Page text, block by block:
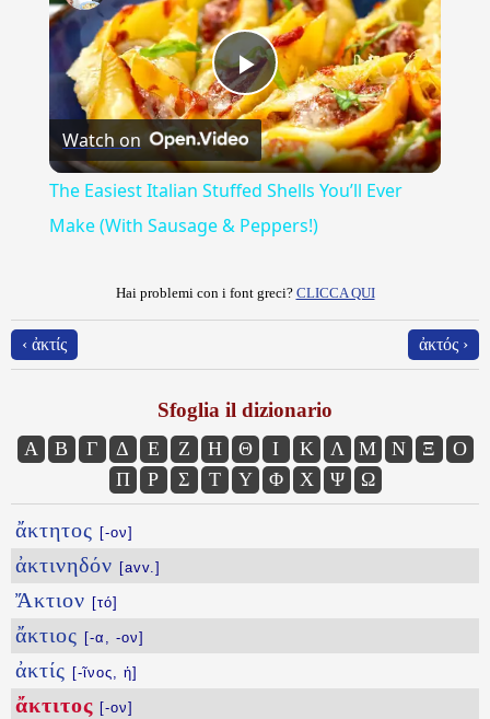
Play
Video
Watch on
The Easiest Italian Stuffed Shells You’ll Ever
Make (With Sausage & Peppers!)
Hai problemi con i font greci? CLICCA QUI
‹ ἀκτίς ἀκτός ›
Sfoglia il dizionario
Α Β Γ Δ Ε Ζ Η Θ Ι Κ Λ Μ Ν Ξ
Ο
Π
Ρ Σ Τ Υ Φ Χ Ψ Ω
ἄκτητος [-ον]
ἀκτινηδόν [avv.]
Ἄκτιον [τό]
ἄκτιος [-α, -ον]
ἀκτίς [-ῖνος, ἡ]
ἄκτιτος [-ον]